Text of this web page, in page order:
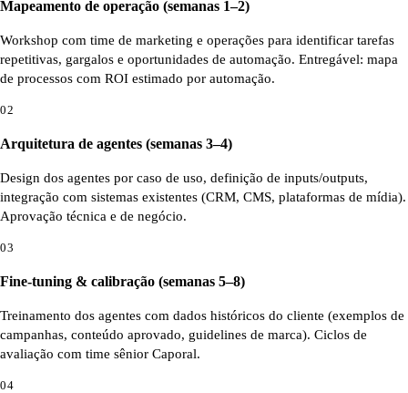
Mapeamento de operação (semanas 1–2)
Workshop com time de marketing e operações para identificar tarefas
repetitivas, gargalos e oportunidades de automação. Entregável: mapa
de processos com ROI estimado por automação.
02
Arquitetura de agentes (semanas 3–4)
Design dos agentes por caso de uso, definição de inputs/outputs,
integração com sistemas existentes (CRM, CMS, plataformas de mídia).
Aprovação técnica e de negócio.
03
Fine-tuning & calibração (semanas 5–8)
Treinamento dos agentes com dados históricos do cliente (exemplos de
campanhas, conteúdo aprovado, guidelines de marca). Ciclos de
avaliação com time sênior Caporal.
04